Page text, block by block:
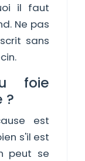
il faut
Ne pas
sans
foie
?
est
s'il est
peut se